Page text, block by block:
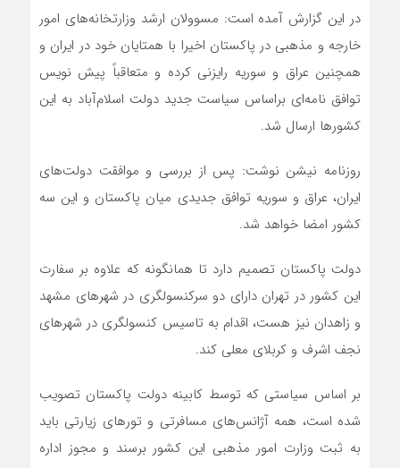
در این گزارش آمده است: مسوولان ارشد وزارتخانه‌های امور
خارجه و مذهبی در پاکستان اخیرا با همتایان خود در ایران و
همچنین عراق و سوریه رایزنی کرده و متعاقباً پیش نویس
توافق نامه‌ای براساس سیاست جدید دولت اسلام‌آباد به این
کشورها ارسال شد.
روزنامه نیشن نوشت: پس از بررسی و موافقت دولت‌های
ایران، عراق و سوریه توافق جدیدی میان پاکستان و این سه
کشور امضا خواهد شد.
دولت پاکستان تصمیم دارد تا همانگونه که علاوه بر سفارت
این کشور در تهران دارای دو سرکنسولگری در شهرهای مشهد
و زاهدان نیز هست، اقدام به تاسیس کنسولگری در شهرهای
نجف اشرف و کربلای معلی کند.
بر اساس سیاستی که توسط کابینه دولت پاکستان تصویب
شده است، همه آژانس‌های مسافرتی و تورهای زیارتی باید
به ثبت وزارت امور مذهبی این کشور برسند و مجوز اداره